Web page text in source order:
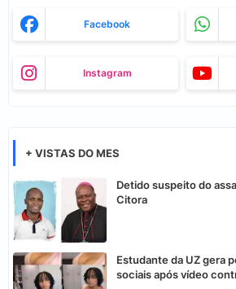
Facebook
Instagram
+ VISTAS DO MES
Detido suspeito do
Citora
Estudante da UZ gera
sociais após vídeo